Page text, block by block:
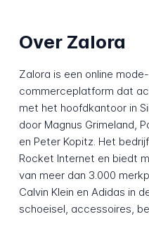
Over Zalora
Zalora is een online
commerceplatform dat
met het hoofdkantoor in
door Magnus Grimeland,
en Peter Kopitz. Het
Rocket Internet en biedt
van meer dan 3.000
Calvin Klein en Adidas in
schoeisel, accessoires,